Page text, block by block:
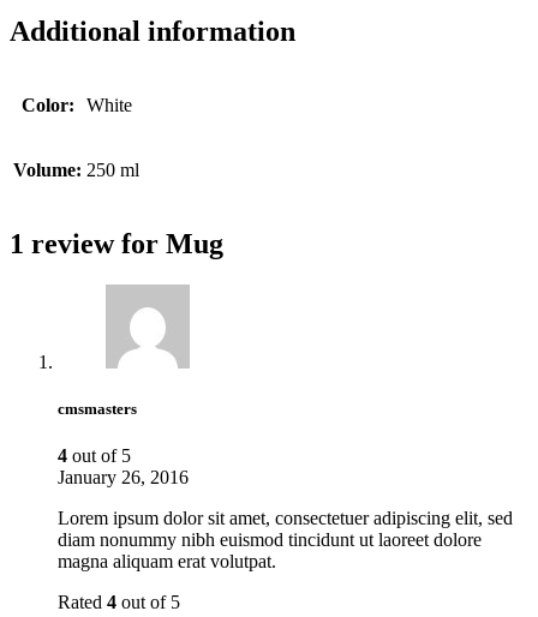
Additional information
Color: White
Volume: 250 ml
1 review for Mug
cmsmasters
4 out of 5
January 26, 2016
Lorem ipsum dolor sit amet, consectetuer adipiscing elit, sed
diam nonummy nibh euismod tincidunt ut laoreet dolore
magna aliquam erat volutpat.
Rated 4 out of 5